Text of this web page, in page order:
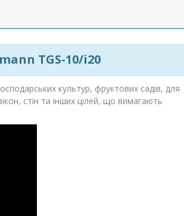
TGS-10/i20
культур, фруктових садів, для
стін та інших цілей, що вимагають